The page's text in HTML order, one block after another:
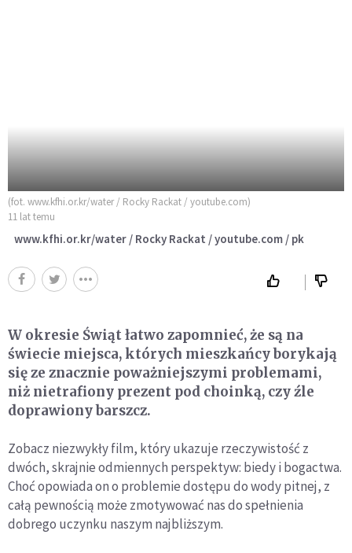
(fot. www.kfhi.or.kr/water / Rocky Rackat / youtube.com)
11 lat temu
www.kfhi.or.kr/water / Rocky Rackat / youtube.com / pk
W okresie Świąt łatwo zapomnieć, że są na
świecie miejsca, których mieszkańcy borykają
się ze znacznie poważniejszymi problemami,
niż nietrafiony prezent pod choinką, czy źle
doprawiony barszcz.
Zobacz niezwykły film, który ukazuje rzeczywistość z
dwóch, skrajnie odmiennych perspektyw: biedy i bogactwa.
Choć opowiada on o problemie dostępu do wody pitnej, z
całą pewnością może zmotywować nas do spełnienia
dobrego uczynku naszym najbliższym.